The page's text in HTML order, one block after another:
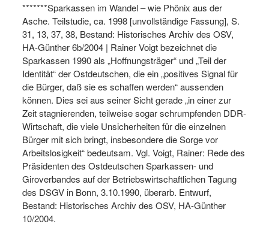
*******Sparkassen im Wandel – wie Phönix aus der
Asche. Teilstudie, ca. 1998 [unvollständige Fassung], S.
31, 13, 37, 38, Bestand: Historisches Archiv des OSV,
HA-Günther 6b/2004 | Rainer Voigt bezeichnet die
Sparkassen 1990 als „Hoffnungsträger“ und „Teil der
Identität“ der Ostdeutschen, die ein „positives Signal für
die Bürger, daß sie es schaffen werden“ aussenden
können. Dies sei aus seiner Sicht gerade „in einer zur
Zeit stagnierenden, teilweise sogar schrumpfenden DDR-
Wirtschaft, die viele Unsicherheiten für die einzelnen
Bürger mit sich bringt, insbesondere die Sorge vor
Arbeitslosigkeit“ bedeutsam. Vgl. Voigt, Rainer: Rede des
Präsidenten des Ostdeutschen Sparkassen- und
Giroverbandes auf der Betriebswirtschaftlichen Tagung
des DSGV in Bonn, 3.10.1990, überarb. Entwurf,
Bestand: Historisches Archiv des OSV, HA-Günther
10/2004.